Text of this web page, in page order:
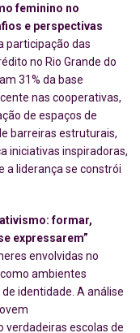
feminino no
e perspectivas
participação das
no Rio Grande do
31% da base
nas cooperativas,
de espaços de
barreiras estruturais,
iniciativas inspiradoras,
a liderança se constrói
formar,
expressarem”
envolvidas no
ambientes
identidade. A análise
escolas de